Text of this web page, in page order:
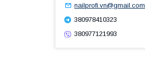
nailprofi.vn@gmail.com
380978410323
380977121993